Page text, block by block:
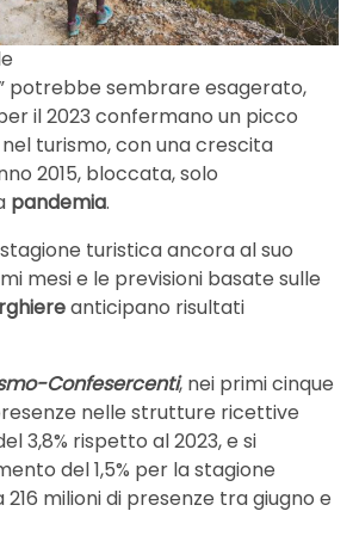
potrebbe sembrare esagerato,
il 2023 confermano un picco
turismo, con una crescita
2015, bloccata, solo
pandemia.
turistica ancora al suo
mesi e le previsioni basate sulle
anticipano risultati
Confesercenti, nei primi cinque
nelle strutture ricettive
3,8% rispetto al 2023, e si
del 1,5% per la stagione
milioni di presenze tra giugno e